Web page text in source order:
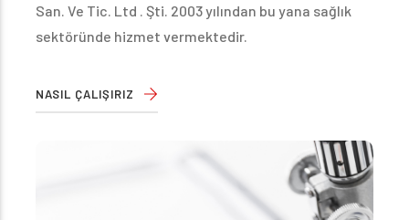
San. Ve Tic. Ltd . Şti. 2003 yılından bu yana sağlık
sektöründe hizmet vermektedir.
NASIL ÇALIŞIRIZ